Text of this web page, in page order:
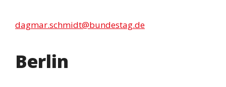
dagmar.schmidt@bundestag.de
Berlin